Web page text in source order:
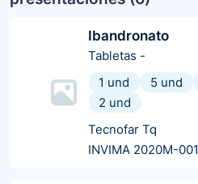
Ibandronato
Tabletas -
1 und
5 und
2 und
Tecnofar Tq
INVIMA 2020M-